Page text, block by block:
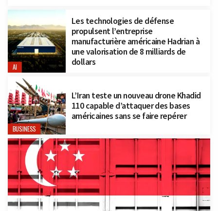
AI
Les technologies de défense
propulsent l’entreprise
manufacturière américaine Hadrian à
une valorisation de 8 milliards de
dollars
BUSINESS
L’Iran teste un nouveau drone Khadid
110 capable d’attaquer des bases
américaines sans se faire repérer